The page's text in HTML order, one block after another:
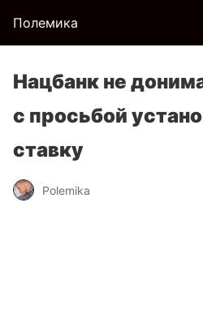
Полемика
Нацбанк не
с просьбой
ставку
Polemika